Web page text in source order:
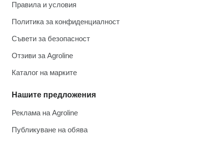
Правила и условия
Политика за конфиденциалност
Съвети за безопасност
Отзиви за Agroline
Каталог на марките
Нашите предложения
Реклама на Agroline
Публикуване на обява